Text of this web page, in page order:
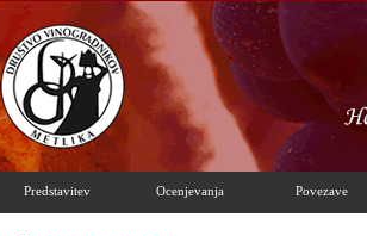
Predstavitev Ocenjevanja Povezave